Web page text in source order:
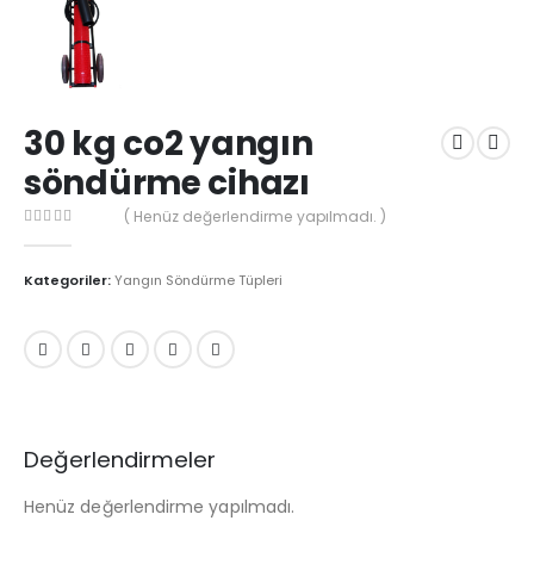
30 kg co2 yangın
söndürme cihazı
( Henüz değerlendirme yapılmadı. )
Kategoriler:Yangın Söndürme Tüpleri
Değerlendirmeler
Henüz değerlendirme yapılmadı.